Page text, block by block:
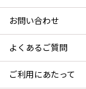
お問い合わせ
よくあるご質問
ご利用にあたって